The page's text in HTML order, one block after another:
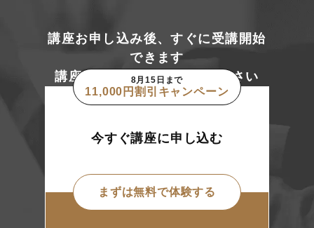
講座お申し込み後、すぐに受講開始
できます
講座の詳細は資料をご覧ください
8月15日 まで
11,000 円割引キャンペーン
今すぐ講座に申し込む
まずは無料で体験する